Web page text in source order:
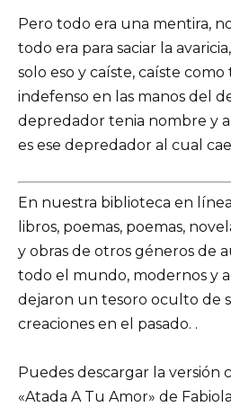
Pero todo era una mentira,
todo era para saciar la
solo eso y caíste, caíste como
indefenso en las manos del
depredador tenia nombre y
es ese depredador al cual
En nuestra biblioteca en
libros, poemas, poemas,
y obras de otros géneros de
todo el mundo, modernos y
dejaron un tesoro oculto de
creaciones en el pasado. .
Puedes descargar la versión
«Atada A Tu Amor» de